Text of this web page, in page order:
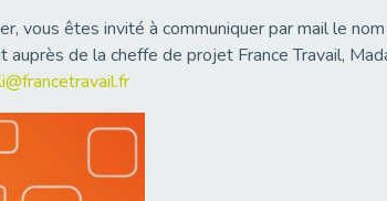
vous êtes invité à communiquer par mail le
de la cheffe de projet France Travail,